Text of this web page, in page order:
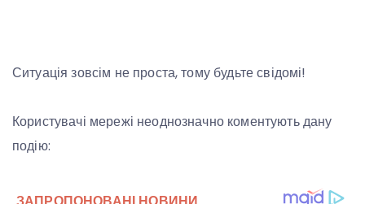
Ситуація зовсім не проста, тому будьте свідомі!
Користувачі мережі неоднозначно коментують дану
подію: